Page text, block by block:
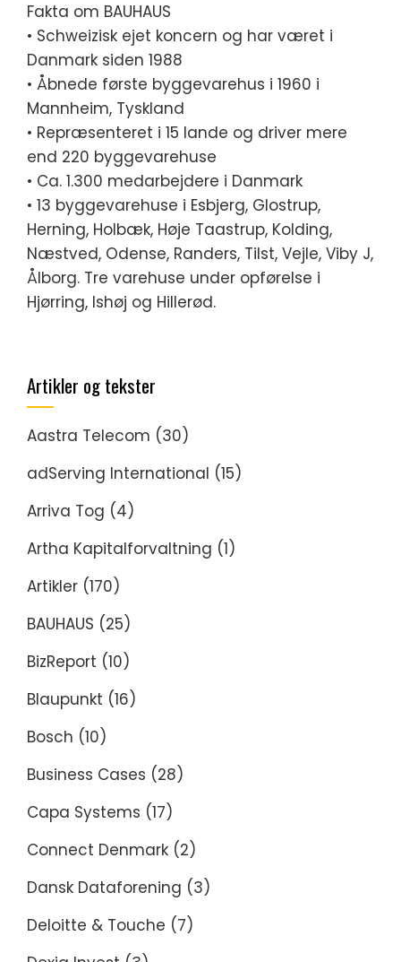
Fakta om BAUHAUS
• Schweizisk ejet koncern og har været i
Danmark siden 1988
• Åbnede første byggevarehus i 1960 i
Mannheim, Tyskland
• Repræsenteret i 15 lande og driver mere
end 220 byggevarehuse
• Ca. 1.300 medarbejdere i Danmark
• 13 byggevarehuse i Esbjerg, Glostrup,
Herning, Holbæk, Høje Taastrup, Kolding,
Næstved, Odense, Randers, Tilst, Vejle, Viby J,
Ålborg. Tre varehuse under opførelse i
Hjørring, Ishøj og Hillerød.
Artikler og tekster
Aastra Telecom (30)
adServing International (15)
Arriva Tog (4)
Artha Kapitalforvaltning (1)
Artikler (170)
BAUHAUS (25)
BizReport (10)
Blaupunkt (16)
Bosch (10)
Business Cases (28)
Capa Systems (17)
Connect Denmark (2)
Dansk Dataforening (3)
Deloitte & Touche (7)